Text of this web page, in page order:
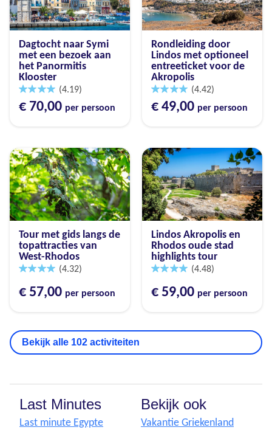
Dagtocht naar Symi
met een bezoek aan
het Panormitis
Klooster
(4.19)
€ 70,00 per persoon
Rondleiding door
Lindos met optioneel
entreeticket voor de
Akropolis
(4.42)
€ 49,00 per persoon
Tour met gids langs de
topattracties van
West-Rhodos
(4.32)
€ 57,00 per persoon
Lindos Akropolis en
Rhodos oude stad
highlights tour
(4.48)
€ 59,00 per persoon
Bekijk alle 102 activiteiten
Last Minutes
Last minute Egypte
Bekijk ook
Vakantie Griekenland